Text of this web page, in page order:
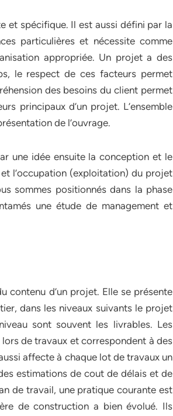
et spécifique. Il est aussi défini par la
particulières et nécessite comme
appropriée. Un projet a des
le respect de ces facteurs permet
des besoins du client permet
principaux d’un projet. L’ensemble
de l’ouvrage.
une idée ensuite la conception et le
l’occupation (exploitation) du projet
sommes positionnés dans la phase
une étude de management et
d’un projet. Elle se présente
dans les niveaux suivants le projet
sont souvent les livrables. Les
de travaux et correspondent à des
affecte à chaque lot de travaux un
estimations de cout de délais et de
de travail, une pratique courante est
de construction a bien évolué. Ils